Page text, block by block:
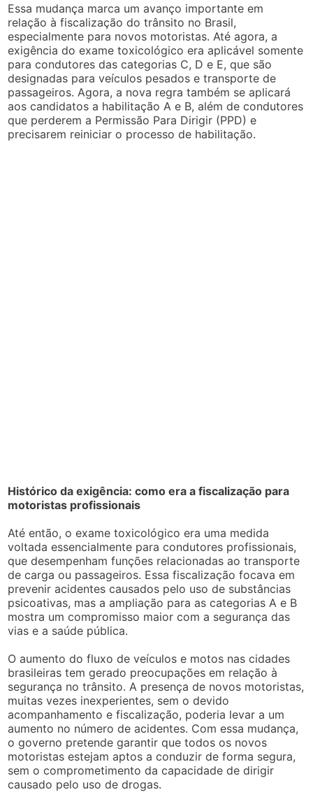
Essa mudança marca um avanço importante em
relação à fiscalização do trânsito no Brasil,
especialmente para novos motoristas. Até agora, a
exigência do exame toxicológico era aplicável somente
para condutores das categorias C, D e E, que são
designadas para veículos pesados e transporte de
passageiros. Agora, a nova regra também se aplicará
aos candidatos a habilitação A e B, além de condutores
que perderem a Permissão Para Dirigir (PPD) e
precisarem reiniciar o processo de habilitação.
Histórico da exigência: como era a fiscalização para
motoristas profissionais
Até então, o exame toxicológico era uma medida
voltada essencialmente para condutores profissionais,
que desempenham funções relacionadas ao transporte
de carga ou passageiros. Essa fiscalização focava em
prevenir acidentes causados pelo uso de substâncias
psicoativas, mas a ampliação para as categorias A e B
mostra um compromisso maior com a segurança das
vias e a saúde pública.
O aumento do fluxo de veículos e motos nas cidades
brasileiras tem gerado preocupações em relação à
segurança no trânsito. A presença de novos motoristas,
muitas vezes inexperientes, sem o devido
acompanhamento e fiscalização, poderia levar a um
aumento no número de acidentes. Com essa mudança,
o governo pretende garantir que todos os novos
motoristas estejam aptos a conduzir de forma segura,
sem o comprometimento da capacidade de dirigir
causado pelo uso de drogas.